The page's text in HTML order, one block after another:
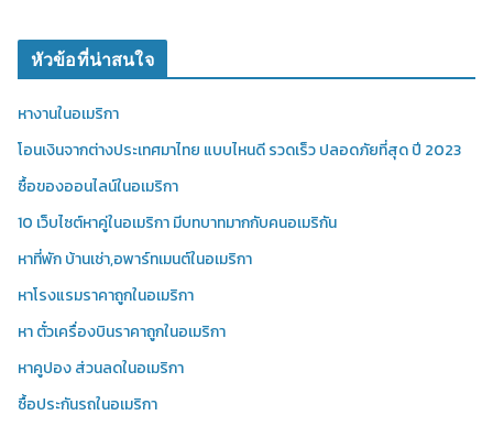
หัวข้อที่น่าสนใจ
หางานในอเมริกา
โอนเงินจากต่างประเทศมาไทย แบบไหนดี รวดเร็ว ปลอดภัยที่สุด ปี 2023
ซื้อของออนไลน์ในอเมริกา
10 เว็บไซต์หาคู่ในอเมริกา มีบทบาทมากกับคนอเมริกัน
หาที่พัก บ้านเช่า,อพาร์ทเมนต์ในอเมริกา
หาโรงแรมราคาถูกในอเมริกา
หา ตั๋วเครื่องบินราคาถูกในอเมริกา
หาคูปอง ส่วนลดในอเมริกา
ซื้อประกันรถในอเมริกา